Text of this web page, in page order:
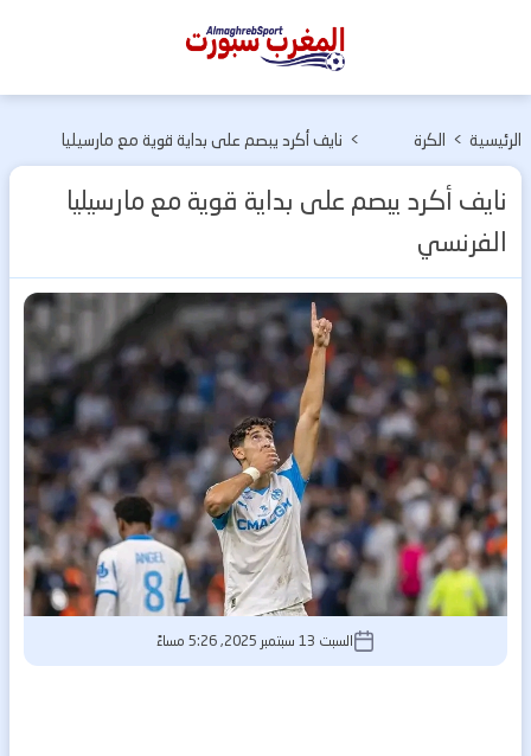
المغرب
الرئيسية > الكرة
> نايف أكرد يبصم على بداية قوية مع مارسيليا
نايف أكرد يبصم على بداية قوية مع مارسيليا
الفرنسي
السبت 13 سبتمبر 2025, 5:26 مساءً